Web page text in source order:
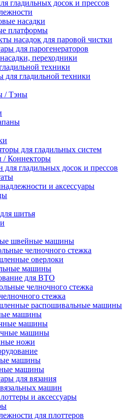
гладильных досок и прессов
насадки
платформы
насадок для паровой чистки
для парогенераторов
переходники
техники
для гладильной техники
/ Тэны
для гладильных систем
/ Коннекторы
для гладильных досок и прессов
и аксессуары
шитья
швейные машины
челночного стежка
оверлоки
машины
для ВТО
челночного стежка
стежка
распошивальные машины
машины
машины
машины
ножи
машины
машины
для вязания
машин
и аксессуары
для плоттеров